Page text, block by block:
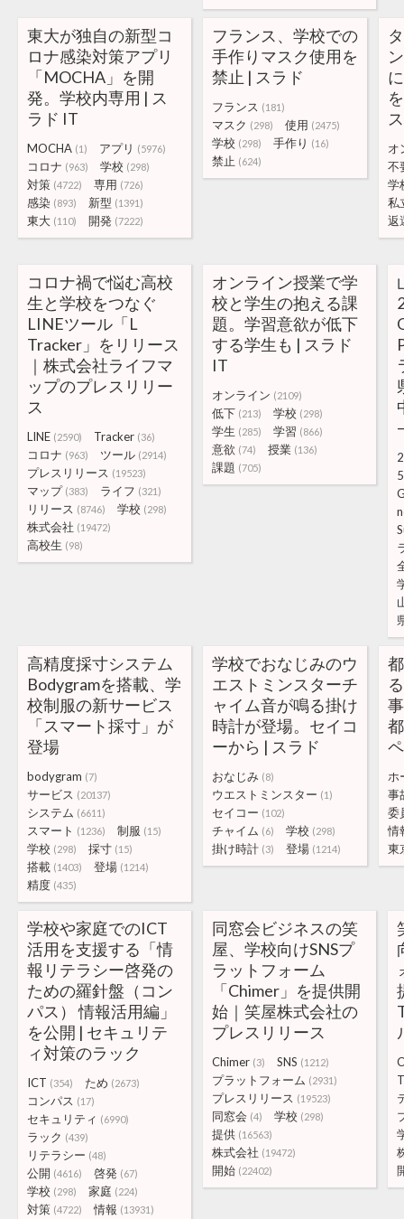
東大が独自の新型コ
ロナ感染対策アプリ
「MOCHA」を開
発。学校内専用 | ス
ラド IT
MOCHA (1) アプリ (5976)
コロナ (963) 学校 (298)
対策 (4722) 専用 (726)
感染 (893) 新型 (1391)
東大 (110) 開発 (7222)
フランス、学校での
手作りマスク使用を
禁止 | スラド
フランス (181)
マスク (298) 使用 (2475)
学校 (298) 手作り (16)
禁止 (624)
オ
不
学
私
返
コロナ禍で悩む高校
生と学校をつなぐ
LINEツール「L
Tracker」をリリース
｜株式会社ライフマ
ップのプレスリリー
ス
LINE (2590) Tracker (36)
コロナ (963) ツール (2914)
プレスリリース (19523)
マップ (383) ライフ (321)
リリース (8746) 学校 (298)
株式会社 (19472)
高校生 (98)
オンライン授業で学
校と学生の抱える課
題。学習意欲が低下
する学生も | スラド
IT
オンライン (2109)
低下 (213) 学校 (298)
学生 (285) 学習 (866)
意欲 (74) 授業 (136)
課題 (705)
高精度採寸システム
Bodygramを搭載、学
校制服の新サービス
「スマート採寸」が
登場
bodygram (7)
サービス (20137)
システム (6611)
スマート (1236) 制服 (15)
学校 (298) 採寸 (15)
搭載 (1403) 登場 (1214)
精度 (435)
学校でおなじみのウ
エストミンスターチ
ャイム音が鳴る掛け
時計が登場。セイコ
ーから | スラド
おなじみ (8)
ウエストミンスター (1)
セイコー (102)
チャイム (6) 学校 (298)
掛け時計 (3) 登場 (1214)
ホ
事
委
情
東
学校や家庭でのICT
活用を支援する「情
報リテラシー啓発の
ための羅針盤（コン
パス） 情報活用編」
を公開 | セキュリテ
ィ対策のラック
ICT (354) ため (2673)
コンパス (17)
セキュリティ (6990)
ラック (439)
リテラシー (48)
公開 (4616) 啓発 (67)
学校 (298) 家庭 (224)
対策 (4722) 情報 (13931)
同窓会ビジネスの笑
屋、学校向けSNSプ
ラットフォーム
「Chimer」を提供開
始｜笑屋株式会社の
プレスリリース
Chimer (3) SNS (1212)
プラットフォーム (2931)
プレスリリース (19523)
同窓会 (4) 学校 (298)
提供 (16563)
株式会社 (19472)
開始 (22402)